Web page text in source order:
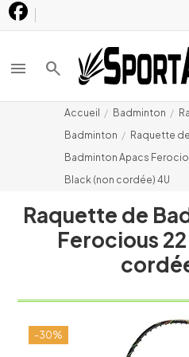
menu search
Accueil Badminton
Badminton
Raquette de
Badminton Apacs
Black (non cordée) 4U
Raquette de
Ferocious
-30%